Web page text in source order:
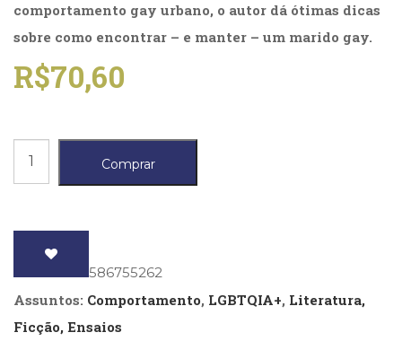
(39)
Fisioterapia
Fonoaudiologia
terapia
(66)
Literatura
Erótica
(11)
Ficção,
comportamento gay urbano, o autor dá ótimas dicas
sobre como encontrar – e manter – um marido gay.
R$70,60
Como
marido
quantidade
Comprar
: 9788586755262
Assuntos: Comportamento, LGBTQIA+, Literatura,
Ficção, Ensaios